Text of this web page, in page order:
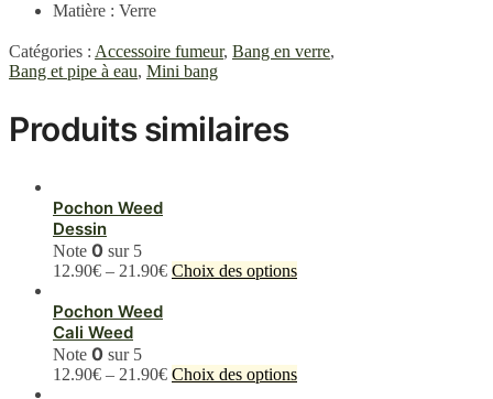
Matière : Verre
Catégories : Accessoire fumeur, Bang en verre,
Bang et pipe à eau, Mini bang
Produits similaires
Pochon Weed
Dessin
Note 0 sur 5
12.90€ – 21.90€ Choix des optionsCe
Les
options
Pochon Weed
Cali Weed
Note 0 sur 5
12.90€ – 21.90€ Choix des optionsCe